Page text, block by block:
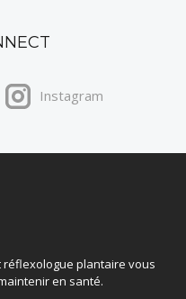
Instagram
plantaire vous
en santé.